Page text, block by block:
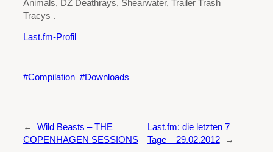
Animals, DZ Deathrays, Shearwater, Trailer Trash
Tracys .
Last.fm-Profil
Compilation Downloads
←
Wild Beasts – THE
COPENHAGEN SESSIONS
Last.fm: die letzten 7
Tage – 29.02.2012
→